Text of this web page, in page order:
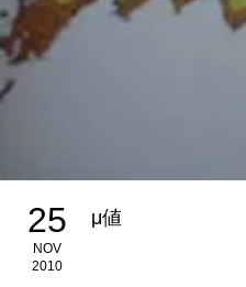
25
NOV
2010
μ値